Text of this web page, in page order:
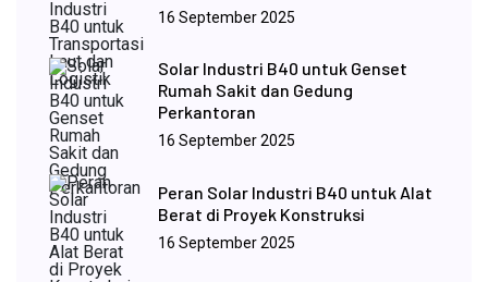
16 September 2025
Solar Industri B40 untuk Genset
Rumah Sakit dan Gedung
Perkantoran
16 September 2025
Peran Solar Industri B40 untuk Alat
Berat di Proyek Konstruksi
16 September 2025